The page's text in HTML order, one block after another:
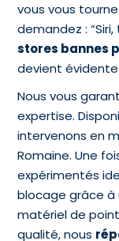
vous vous
demandez :
stores bannes
devient
Nous vous
expertise.
intervenons en
Romaine. Une
expérimentés
blocage grâce à
matériel de
qualité, nous